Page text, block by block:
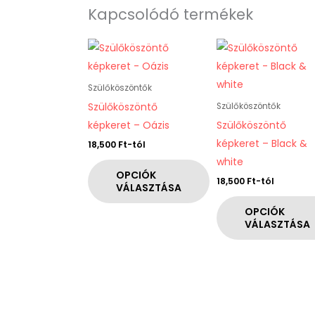
Kapcsolódó termékek
Szülőköszöntők
Szülőköszöntő
képkeret – Oázis
18,500 Ft-tól
OPCIÓK
VÁLASZTÁSA
Ennek
a
terméknek
több
variációja
van.
változatok
a
Szülőköszöntők
Szülőköszöntő
képkeret – Black &
white
18,500 Ft-tól
OPCIÓK
VÁLASZTÁSA
Ennek
a
terméknek
több
variációja
van.
A
változatok
termékoldalon
választhatók